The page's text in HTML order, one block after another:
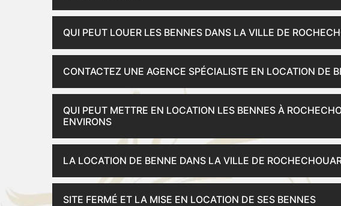
QUI PEUT LOUER LES BENNES DANS LA VILLE DE
CONTACTEZ UNE AGENCE SPÉCIALISTE EN LOCATION DE
QUI PEUT METTRE EN LOCATION LES BENNES À
ENVIRONS
LA LOCATION DE BENNE DANS LA VILLE DE
SITE FERMÉ ET LA MISE EN LOCATION DE SES BENNES